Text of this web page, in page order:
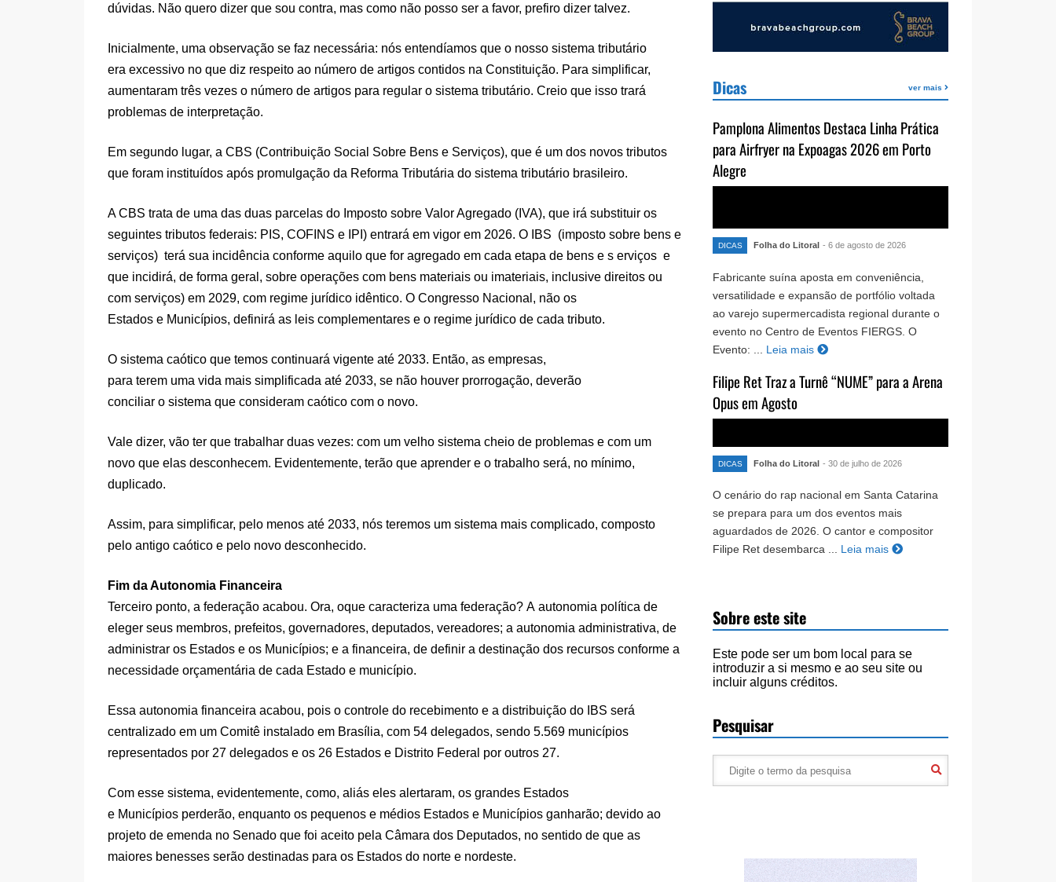
dúvidas. Não quero dizer que sou contra, mas como não posso ser a favor, prefiro dizer talvez.
Inicialmente, uma observação se faz necessária: nós entendíamos que o nosso sistema tributário
era excessivo no que diz respeito ao número de artigos contidos na Constituição. Para simplificar,
aumentaram três vezes o número de artigos para regular o sistema tributário. Creio que isso trará
problemas de interpretação.
Em segundo lugar, a CBS (Contribuição Social Sobre Bens e Serviços), que é um dos novos tributos
que foram instituídos após promulgação da Reforma Tributária do sistema tributário brasileiro.
A CBS trata de uma das duas parcelas do Imposto sobre Valor Agregado (IVA), que irá substituir os
seguintes tributos federais: PIS, COFINS e IPI) entrará em vigor em 2026. O IBS (imposto sobre bens e
serviços) terá sua incidência conforme aquilo que for agregado em cada etapa de bens e s erviços e
que incidirá, de forma geral, sobre operações com bens materiais ou imateriais, inclusive direitos ou
com serviços) em 2029, com regime jurídico idêntico. O Congresso Nacional, não os
Estados e Municípios, definirá as leis complementares e o regime jurídico de cada tributo.
O sistema caótico que temos continuará vigente até 2033. Então, as empresas,
para terem uma vida mais simplificada até 2033, se não houver prorrogação, deverão
conciliar o sistema que consideram caótico com o novo.
Vale dizer, vão ter que trabalhar duas vezes: com um velho sistema cheio de problemas e com um
novo que elas desconhecem. Evidentemente, terão que aprender e o trabalho será, no mínimo,
duplicado.
Assim, para simplificar, pelo menos até 2033, nós teremos um sistema mais complicado, composto
pelo antigo caótico e pelo novo desconhecido.
Fim da Autonomia Financeira
Terceiro ponto, a federação acabou. Ora, oque caracteriza uma federação? A autonomia política de
eleger seus membros, prefeitos, governadores, deputados, vereadores; a autonomia administrativa, de
administrar os Estados e os Municípios; e a financeira, de definir a destinação dos recursos conforme a
necessidade orçamentária de cada Estado e município.
Essa autonomia financeira acabou, pois o controle do recebimento e a distribuição do IBS será
centralizado em um Comitê instalado em Brasília, com 54 delegados, sendo 5.569 municípios
representados por 27 delegados e os 26 Estados e Distrito Federal por outros 27.
Com esse sistema, evidentemente, como, aliás eles alertaram, os grandes Estados
e Municípios perderão, enquanto os pequenos e médios Estados e Municípios ganharão; devido ao
projeto de emenda no Senado que foi aceito pela Câmara dos Deputados, no sentido de que as
maiores benesses serão destinadas para os Estados do norte e nordeste.
Dicas ver mais
Pamplona Alimentos Destaca Linha Prática
para Airfryer na Expoagas 2026 em Porto
Alegre
DICAS Folha do Litoral - 6 de agosto de 2026
Fabricante suína aposta em conveniência,
versatilidade e expansão de portfólio voltada
ao varejo supermercadista regional durante o
evento no Centro de Eventos FIERGS. O
Evento: ...
Leia mais
Filipe Ret Traz a Turnê “NUME” para a Arena
Opus em Agosto
DICAS Folha do Litoral - 30 de julho de 2026
O cenário do rap nacional em Santa Catarina
se prepara para um dos eventos mais
aguardados de 2026. O cantor e compositor
Filipe Ret desembarca ... Leia mais
Sobre este site
Este pode ser um bom local para se
introduzir a si mesmo e ao seu site ou
incluir alguns créditos.
Pesquisar